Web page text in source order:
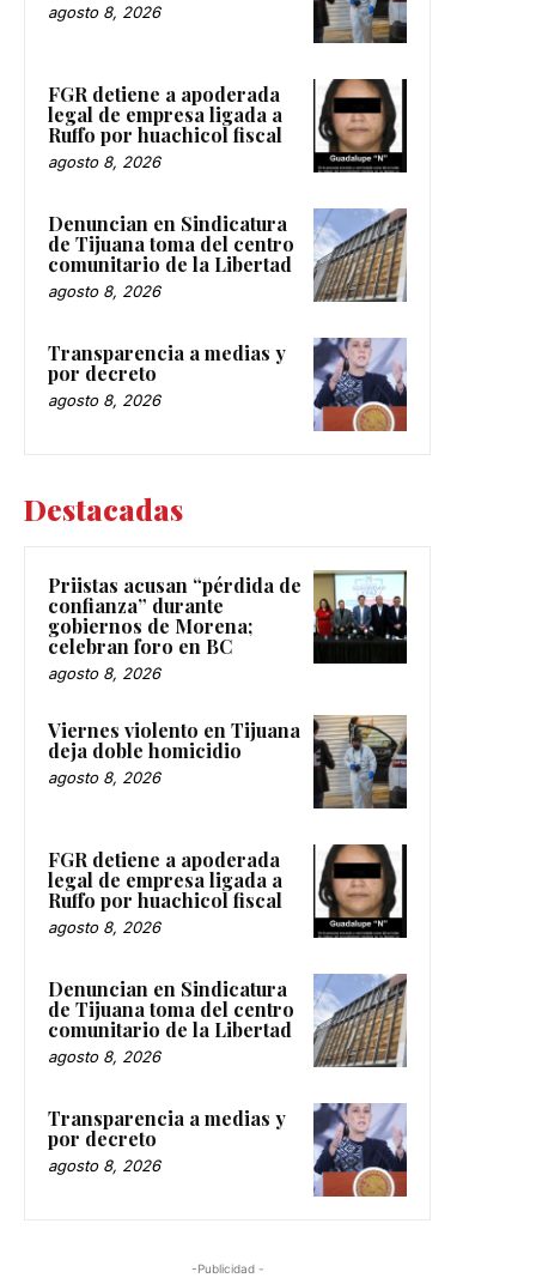
agosto 8, 2026
FGR detiene a apoderada
legal de empresa ligada a
Ruffo por huachicol fiscal
agosto 8, 2026
Denuncian en Sindicatura
de Tijuana toma del centro
comunitario de la Libertad
agosto 8, 2026
Transparencia a medias y
por decreto
agosto 8, 2026
Destacadas
Priistas acusan “pérdida de
confianza” durante
gobiernos de Morena;
celebran foro en BC
agosto 8, 2026
Viernes violento en Tijuana
deja doble homicidio
agosto 8, 2026
FGR detiene a apoderada
legal de empresa ligada a
Ruffo por huachicol fiscal
agosto 8, 2026
Denuncian en Sindicatura
de Tijuana toma del centro
comunitario de la Libertad
agosto 8, 2026
Transparencia a medias y
por decreto
agosto 8, 2026
-Publicidad -